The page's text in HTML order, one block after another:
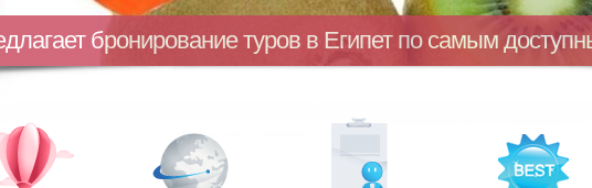
бронирование туров в Египет по самым